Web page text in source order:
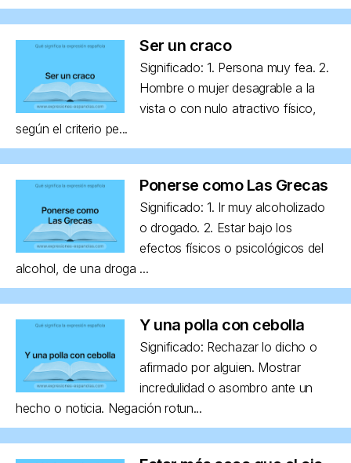
Ser un craco
Significado: 1. Persona muy fea. 2.
Hombre o mujer desagrable a la
vista o con nulo atractivo físico,
según el criterio pe...
Ponerse como Las Grecas
Significado: 1. Ir muy alcoholizado
o drogado. 2. Estar bajo los
efectos físicos o psicológicos del
alcohol, de una droga ...
Y una polla con cebolla
Significado: Rechazar lo dicho o
afirmado por alguien. Mostrar
incredulidad o asombro ante un
hecho o noticia. Negación rotun...